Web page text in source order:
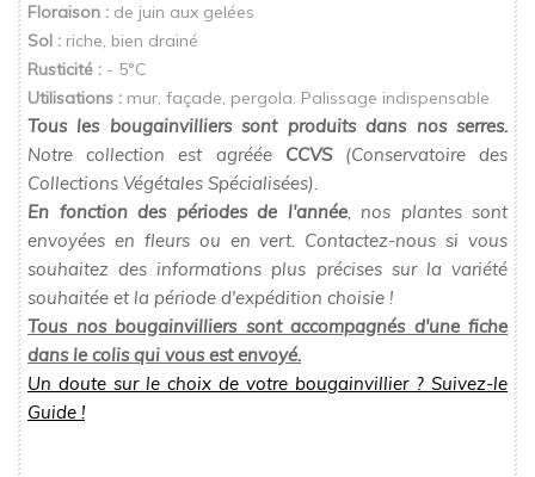
Floraison : de juin aux gelées
Sol : riche, bien drainé
Rusticité : - 5°C
Utilisations : mur, façade, pergola. Palissage indispensable
Tous les bougainvilliers sont produits dans nos serres.
Notre collection est agréée CCVS(Conservatoire des
Collections Végétales Spécialisées).
En fonction des périodes de l'année, nos plantes sont
envoyées en fleurs ou en vert. Contactez-nous si vous
souhaitez des informations plus précises sur la variété
souhaitée et la période d'expédition choisie !
Tous nos bougainvilliers sont accompagnés d'une fiche
dans le colis qui vous est envoyé.
Un doute sur le choix de votre bougainvillier ? Suivez-le
Guide !